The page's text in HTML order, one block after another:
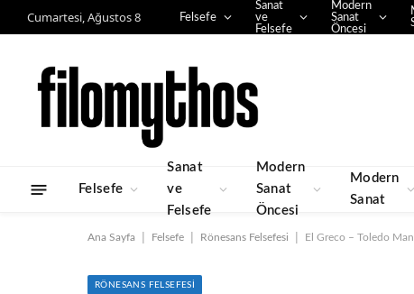
Cumartesi, Ağustos 8 Felsefe
Sanat
ve
Felsefe
Modern
Sanat
Öncesi
Felsefe
Sanat
ve
Felsefe
Modern
Sanat
Öncesi
Modern
Sanat
Ana Sayfa Felsefe Rönesans Felsefesi El Greco – Toledo
RÖNESANS FELSEFESI